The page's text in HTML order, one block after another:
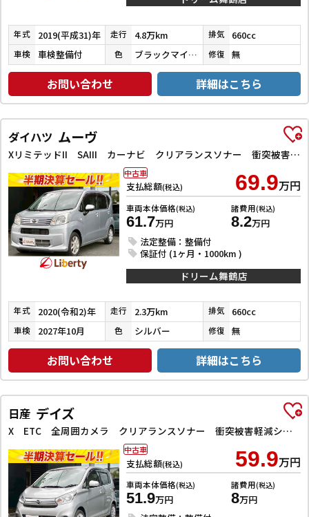
年式 2019(平成31)年 走行 4.8万km 排気 660cc
車検 車検整備付 色 ブラックマイカメタリック 修復 無
お問い合わせ 詳細はこちら
ダイハツ ムーヴ
XリミテッドII SAIII カーナビ クリアランスソナー 衝突被害軽減システム オートマチックハイビーム オートライト LEDヘッドランプ スマートキー アイドリングストップ 電動格納ミラー シートヒーター
支払総額(税込) 69.9万円
車両本体価格(税込)
61.7万円
諸費用(税込)
8.2万円
法定整備：整備付
保証付 (1ヶ月・1000km )
中古車
ドリーム舞鶴店
年式 2020(令和2)年 走行 2.3万km 排気 660cc
車検 2027年10月 色 シルバー 修復 無
お問い合わせ 詳細はこちら
日産 デイズ
X ETC 全周囲カメラ クリアランスソナー 衝突被害軽減システム スマートキー アイドリングストップ 電動格納ミラー ベンチシート CVT 盗難防止システム ABS ESC
支払総額(税込) 59.9万円
車両本体価格(税込)
51.9万円
諸費用(税込)
8万円
中古車